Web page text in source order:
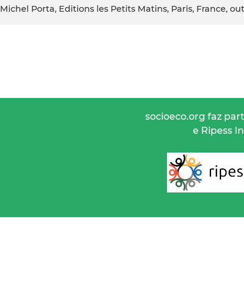
Porta, Editions les Petits Matins, Paris, France,
socioeco.org faz
e Ripess